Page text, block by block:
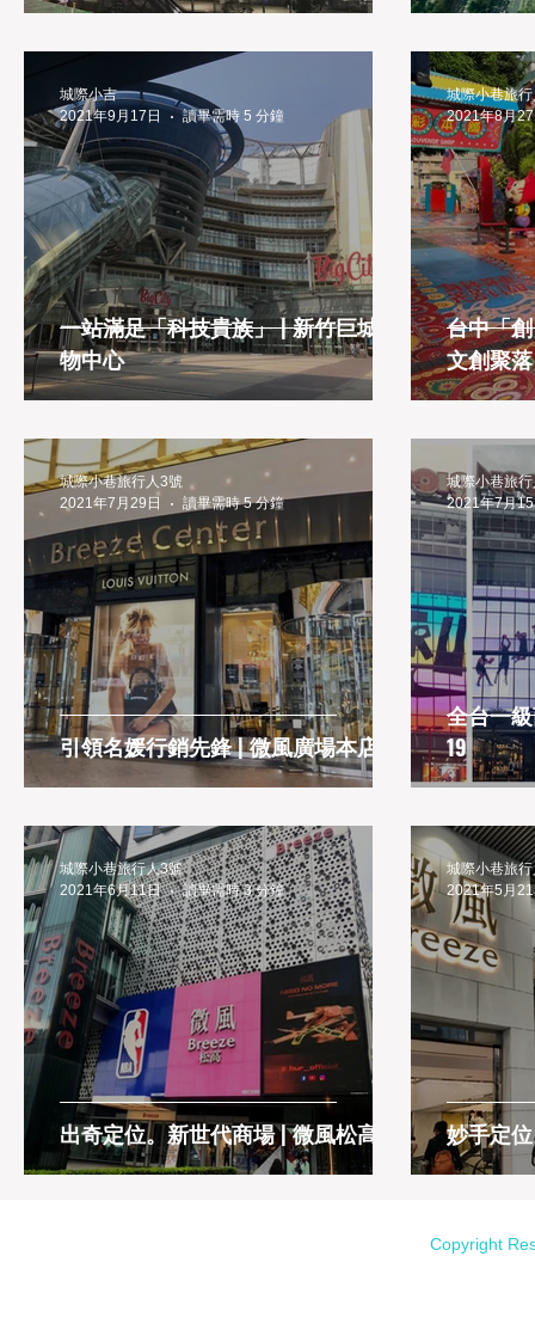
一站滿足「科技貴族」 | 新竹巨城購
物中心
城際小吉
2021年9月17日
讀畢需時 5 分鐘
台中「
文創聚
城際小巷旅
2021年8月
引領名媛行銷先鋒 | 微風廣場本店
城際小巷旅行人3號
2021年7月29日
讀畢需時 5 分鐘
全台一
19
城際小巷旅
2021年7月
出奇定位。新世代商場 | 微風松高
城際小巷旅行人3號
2021年6月11日
讀畢需時 3 分鐘
妙手定
城際小巷旅
2021年5月
Copyright